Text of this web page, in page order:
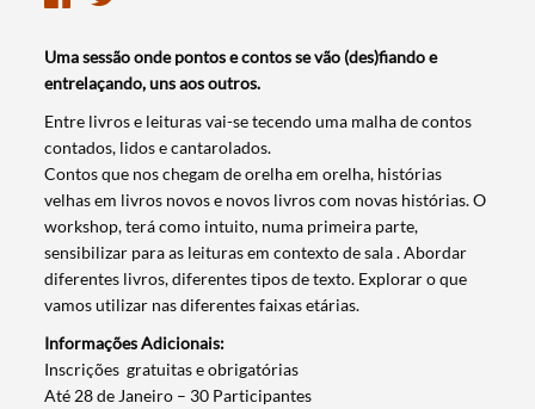
Uma sessão onde pontos e contos se vão (des)fiando e
entrelaçando, uns aos outros.
​Entre livros e leituras vai-se tecendo uma malha de contos
contados, lidos e cantarolados.
Contos que nos chegam de orelha em orelha, histórias
velhas em livros novos e novos livros com novas histórias. O
workshop, terá como intuito, numa primeira parte,
sensibilizar para as leituras em contexto de sala . Abordar
diferentes livros, diferentes tipos de texto. Explorar o que
vamos utilizar nas diferentes faixas etárias.
Informações Adicionais:
​Inscrições gratuitas e obrigatórias
Até 28 de Janeiro – 30 Participantes